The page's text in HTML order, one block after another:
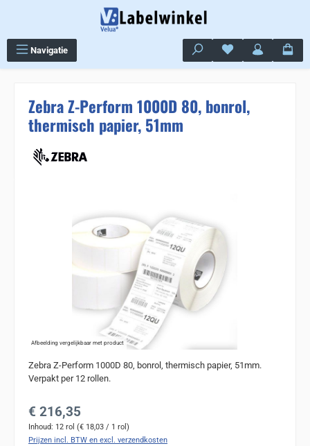
Navigatie Je hebt 0 items op
Zebra Z-Perform 1000D 80, bonrol,
thermisch papier, 51mm
Afbeelding vergelijkbaar met product
Zebra Z-Perform 1000D 80, bonrol, thermisch papier, 51mm.
Verpakt per 12 rollen.
Normale prijs:
€ 216,35
Inhoud: 12 rol (€ 18,03 / 1 rol)
Prijzen incl. BTW en excl. verzendkosten